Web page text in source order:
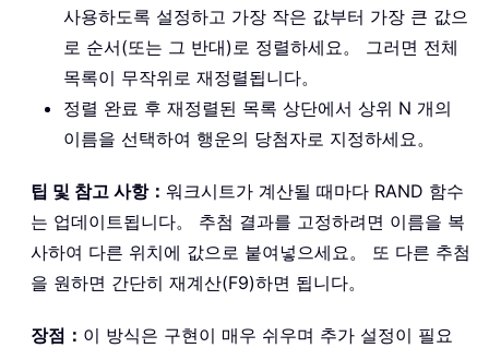
사용하도록 설정하고 가장 작은 값부터 가장 큰 값으
로 순서(또는 그 반대)로 정렬하세요。 그러면 전체
목록이 무작위로 재정렬됩니다。
정렬 완료 후 재정렬된 목록 상단에서 상위 N 개의
이름을 선택하여 행운의 당첨자로 지정하세요。
팁 및 참고 사항： 워크시트가 계산될 때마다 RAND 함수
는 업데이트됩니다。 추첨 결과를 고정하려면 이름을 복
사하여 다른 위치에 값으로 붙여넣으세요。 또 다른 추첨
을 원하면 간단히 재계산(F9)하면 됩니다。
장점： 이 방식은 구현이 매우 쉬우며 추가 설정이 필요